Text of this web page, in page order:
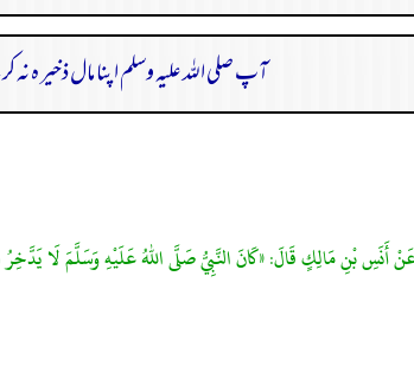
آپ صلی اللہ علیہ وسلم اپنا مال ذخیر ہ
بْنِ مَالِكٍ قَالَ: «كَانَ النَّبِيُّ صَلَّى اللهُ عَلَيْهِ وَسَلَّمَ لَا يَدَّخِرُ